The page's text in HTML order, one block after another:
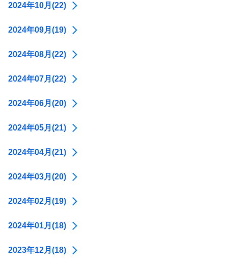
2024年10月(22)
2024年09月(19)
2024年08月(22)
2024年07月(22)
2024年06月(20)
2024年05月(21)
2024年04月(21)
2024年03月(20)
2024年02月(19)
2024年01月(18)
2023年12月(18)